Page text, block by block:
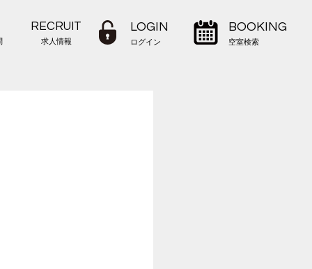
RECRUIT
求人情報
LOGIN
ログイン
BOOKING
空室検索